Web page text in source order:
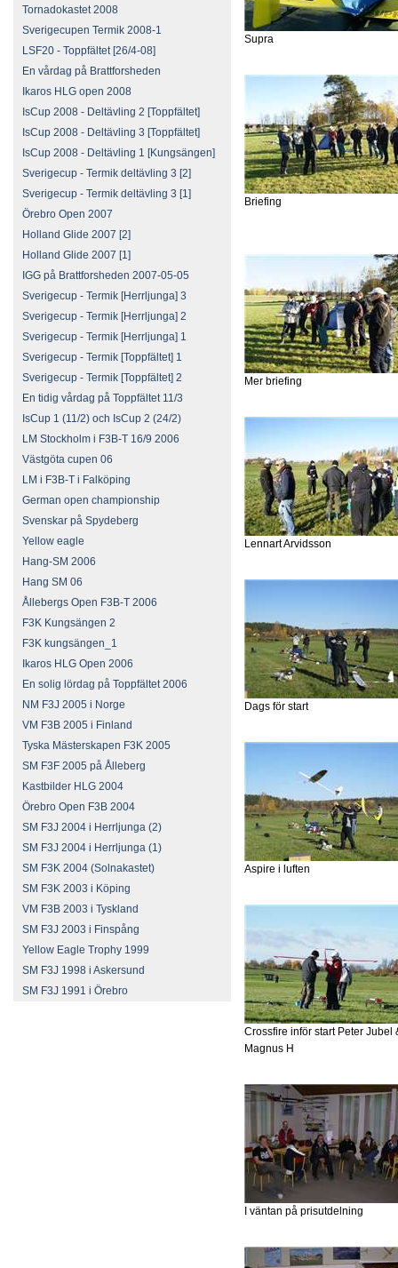
Tornadokastet 2008
Sverigecupen Termik 2008-1
LSF20 - Toppfältet [26/4-08]
En vårdag på Brattforsheden
Ikaros HLG open 2008
IsCup 2008 - Deltävling 2 [Toppfältet]
IsCup 2008 - Deltävling 3 [Toppfältet]
IsCup 2008 - Deltävling 1 [Kungsängen]
Sverigecup - Termik deltävling 3 [2]
Sverigecup - Termik deltävling 3 [1]
Örebro Open 2007
Holland Glide 2007 [2]
Holland Glide 2007 [1]
IGG på Brattforsheden 2007-05-05
Sverigecup - Termik [Herrljunga] 3
Sverigecup - Termik [Herrljunga] 2
Sverigecup - Termik [Herrljunga] 1
Sverigecup - Termik [Toppfältet] 1
Sverigecup - Termik [Toppfältet] 2
En tidig vårdag på Toppfältet 11/3
IsCup 1 (11/2) och IsCup 2 (24/2)
LM Stockholm i F3B-T 16/9 2006
Västgöta cupen 06
LM i F3B-T i Falköping
German open championship
Svenskar på Spydeberg
Yellow eagle
Hang-SM 2006
Hang SM 06
Ållebergs Open F3B-T 2006
F3K Kungsängen 2
F3K kungsängen_1
Ikaros HLG Open 2006
En solig lördag på Toppfältet 2006
NM F3J 2005 i Norge
VM F3B 2005 i Finland
Tyska Mästerskapen F3K 2005
SM F3F 2005 på Ålleberg
Kastbilder HLG 2004
Örebro Open F3B 2004
SM F3J 2004 i Herrljunga (2)
SM F3J 2004 i Herrljunga (1)
SM F3K 2004 (Solnakastet)
SM F3K 2003 i Köping
VM F3B 2003 i Tyskland
SM F3J 2003 i Finspång
Yellow Eagle Trophy 1999
SM F3J 1998 i Askersund
SM F3J 1991 i Örebro
Supra
Briefing
Mer briefing
Lennart Arvidsson
Dags för start
Aspire i luften
Crossfire inför start Peter Jubel
Magnus H
I väntan på prisutdelning